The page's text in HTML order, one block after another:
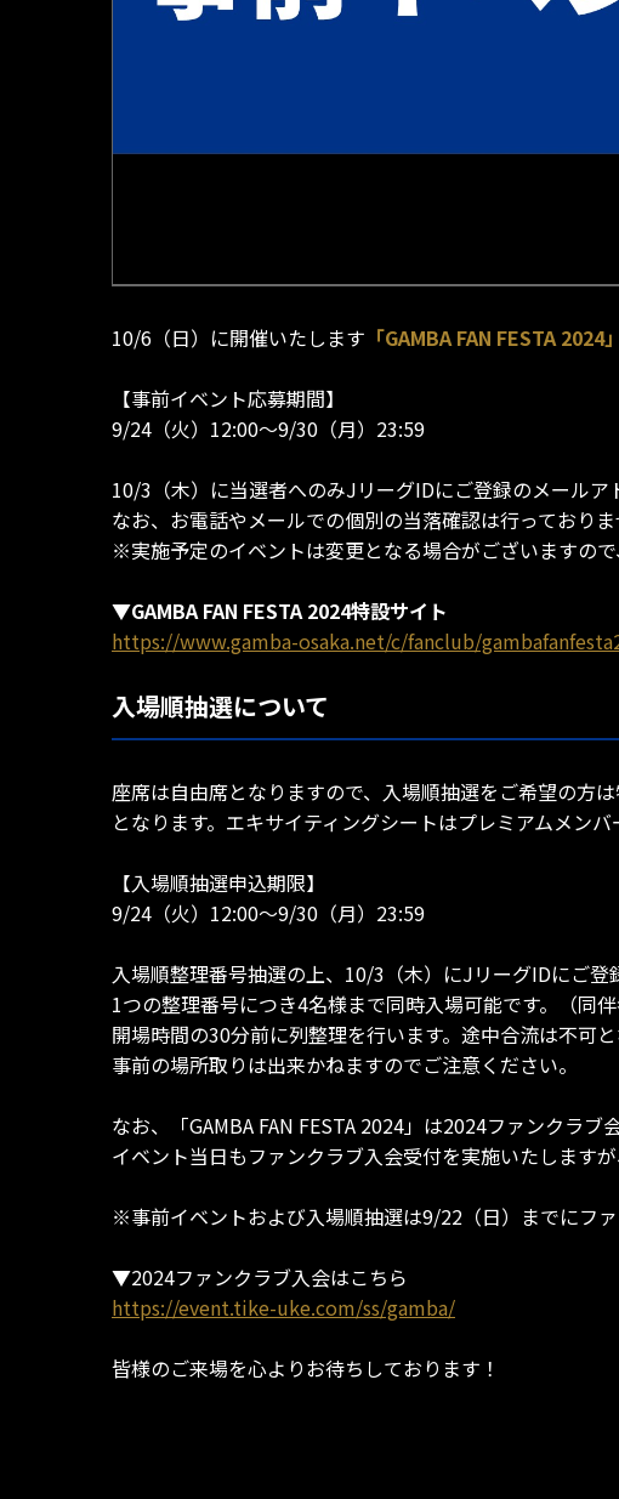
10/6（日）に開催いたします 「GAMBA FAN FESTA
【事前イベント応募期間】
9/24（火）12:00～9/30（月）23:59
10/3（木）に当選者へのみJリーグIDにご登録のメールア
なお、お電話やメールでの個別の当落確認は行っておりま
※実施予定のイベントは変更となる場合がございますので
▼GAMBA FAN FESTA 2024特設サイト
https://www.gamba-osaka.net/c/fanclub/
入場順抽選について
座席は自由席となりますので、入場順抽選をご希望の方
となります。エキサイティングシートはプレミアムメンバ
【入場順抽選申込期限】
9/24（火）12:00～9/30（月）23:59
入場順整理番号抽選の上、10/3（木）にJリーグIDにご登
1つの整理番号につき4名様まで同時入場可能です。（同
開場時間の30分前に列整理を行います。途中合流は不可
事前の場所取りは出来かねますのでご注意ください。
なお、「GAMBA FAN FESTA 2024」は2024ファンクラブ
イベント当日もファンクラブ入会受付を実施いたします
※事前イベントおよび入場順抽選は9/22（日）までにフ
▼2024ファンクラブ入会はこちら
https://event.tike-uke.com/ss/gamba/
皆様のご来場を心よりお待ちしております！